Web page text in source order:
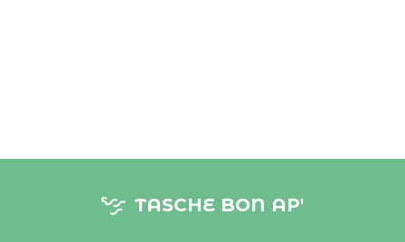
TASCHE BON AP'